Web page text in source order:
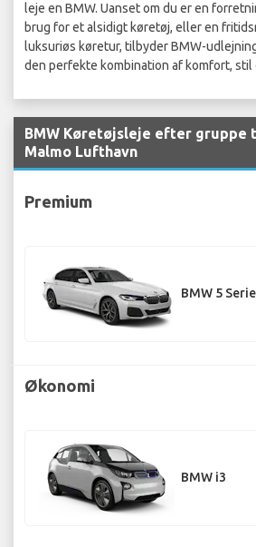
leje en BMW. Uanset om du er en
brug for et alsidigt køretøj, eller en
luksuriøs køretur, tilbyder BMW-
den perfekte kombination af komfort, stil
BMW Køretøjsleje efter gruppe
Malmo Lufthavn
Premium
BMW 5
Økonomi
BMW i3